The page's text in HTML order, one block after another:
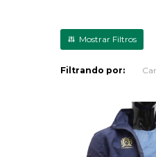
Filtrando por: